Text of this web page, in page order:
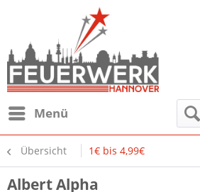
Menü
Übersicht 1€ bis 4,99€
Albert Alpha